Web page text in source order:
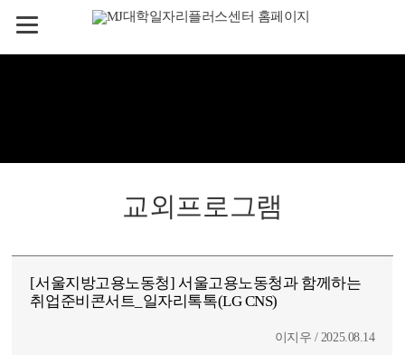
교외프로그램
[서울지방고용노동청] 서울고용노동청과 함께하는
취업준비콘서트_일자리톡톡(LG CNS)
이지우 / 2025.08.14